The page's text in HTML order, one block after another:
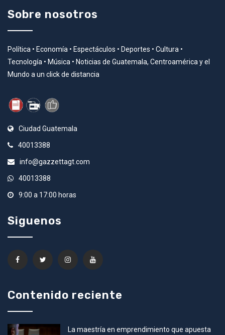
Sobre nosotros
Política • Economía • Espectáculos • Deportes • Cultura •
Tecnología • Música • Noticias de Guatemala, Centroamérica y el
Mundo a un click de distancia
Ciudad Guatemala
40013388
info@gazzettagt.com
40013388
9:00 a 17:00 horas
Siguenos
Contenido reciente
La maestría en emprendimiento que apuesta